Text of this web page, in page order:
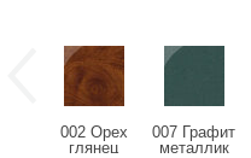
002 Орех
глянец
007 Графит
металлик